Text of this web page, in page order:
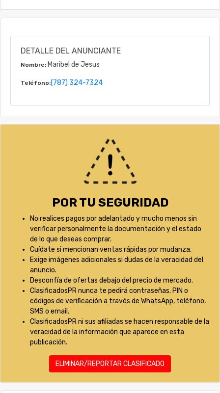
DETALLE DEL ANUNCIANTE
Nombre: Maribel de Jesus
Teléfono:(787) 324-7324
POR TU SEGURIDAD
No realices pagos por adelantado y mucho menos sin
verificar personalmente la documentación y el estado
de lo que deseas comprar.
Cuídate si mencionan ventas rápidas por mudanza.
Exige imágenes adicionales si dudas de la veracidad del
anuncio.
Desconfía de ofertas debajo del precio de mercado.
ClasificadosPR nunca te pedirá contraseñas, PIN o
códigos de verificación a través de WhatsApp, teléfono,
SMS o email.
ClasificadosPR ni sus afiliadas se hacen responsable de la
veracidad de la información que aparece en esta
publicación.
ELIMINAR/REPORTAR CLASIFICADO